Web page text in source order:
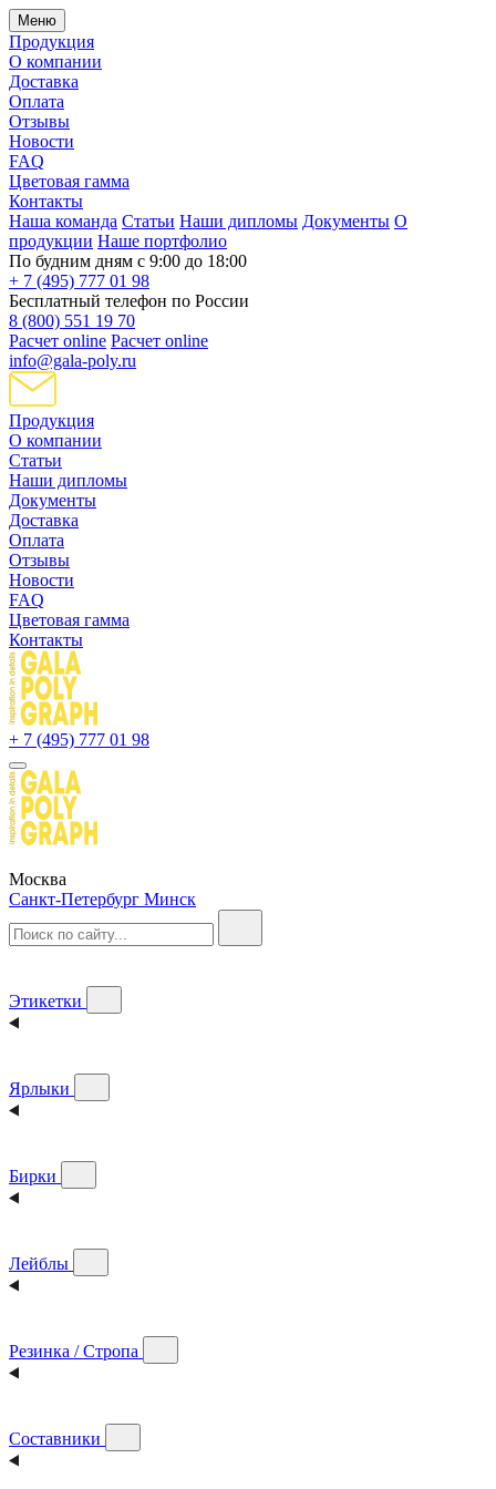
Меню
Продукция
О компании
Доставка
Оплата
Отзывы
Новости
FAQ
Цветовая гамма
Контакты
Наша команда Статьи Наши дипломы Документы О
продукции Наше портфолио
По будним дням с 9:00 до 18:00
+ 7 (495) 777 01 98
Бесплатный телефон по России
8 (800) 551 19 70
Расчет online Расчет online
info@gala-poly.ru
Продукция
О компании
Статьи
Наши дипломы
Документы
Доставка
Оплата
Отзывы
Новости
FAQ
Цветовая гамма
Контакты
+ 7 (495) 777 01 98
Москва
Санкт-Петербург Минск
Этикетки
Ярлыки
Бирки
Лейблы
Резинка / Стропа
Составники